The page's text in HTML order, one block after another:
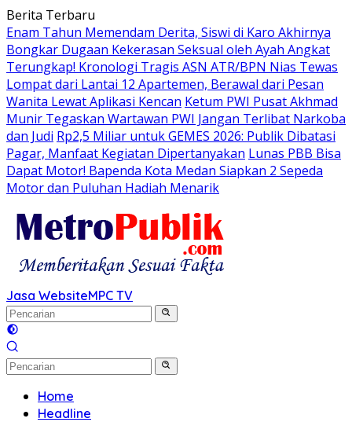
Langsung
ke
konten
Berita Terbaru
Enam Tahun Memendam Derita, Siswi di Karo Akhirnya
Bongkar Dugaan Kekerasan Seksual oleh Ayah Angkat
Terungkap! Kronologi Tragis ASN ATR/BPN Nias Tewas
Lompat dari Lantai 12 Apartemen, Berawal dari Pesan
Wanita Lewat Aplikasi Kencan Ketum PWI Pusat Akhmad
Munir Tegaskan Wartawan PWI Jangan Terlibat Narkoba
dan Judi Rp2,5 Miliar untuk GEMES 2026: Publik Dibatasi
Pagar, Manfaat Kegiatan Dipertanyakan Lunas PBB Bisa
Dapat Motor! Bapenda Kota Medan Siapkan 2 Sepeda
Motor dan Puluhan Hadiah Menarik
Jasa WebsiteMPC TV
Home
Headline